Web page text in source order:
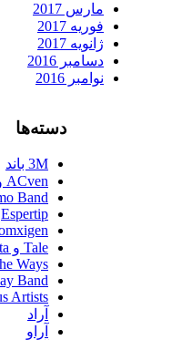
مارس 2017
فوریه 2017
ژانویه 2017
دسامبر 2016
نوامبر 2016
دسته‌ها
ACven و TEYHO
Emo Band
Espertip
Homxigen
Tale و Xanta
The Ways
Today Band
Various Artists